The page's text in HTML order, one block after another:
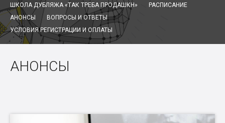
ШКОЛА ДУБЛЯЖА «ТАК ТРЕБА ПРОДАШКН»
РАСПИСАНИЕ
АНОНСЫ
ВОПРОСЫ И ОТВЕТЫ
УСЛОВИЯ РЕГИСТРАЦИИ И ОПЛАТЫ
АНОНСЫ